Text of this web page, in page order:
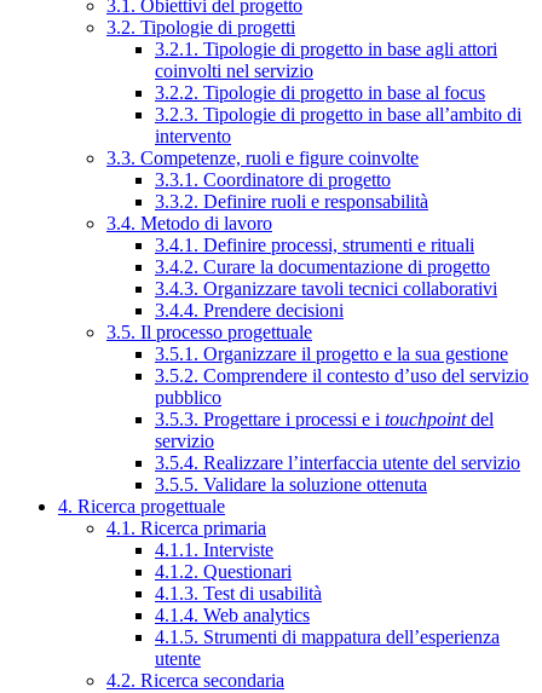
3.1. Obiettivi del progetto
3.2. Tipologie di progetti
3.2.1. Tipologie di progetto in base agli attori
coinvolti nel servizio
3.2.2. Tipologie di progetto in base al focus
3.2.3. Tipologie di progetto in base all’ambito di
intervento
3.3. Competenze, ruoli e figure coinvolte
3.3.1. Coordinatore di progetto
3.3.2. Definire ruoli e responsabilità
3.4. Metodo di lavoro
3.4.1. Definire processi, strumenti e rituali
3.4.2. Curare la documentazione di progetto
3.4.3. Organizzare tavoli tecnici collaborativi
3.4.4. Prendere decisioni
3.5. Il processo progettuale
3.5.1. Organizzare il progetto e la sua gestione
3.5.2. Comprendere il contesto d’uso del servizio
pubblico
3.5.3. Progettare i processi e i touchpointdel
servizio
3.5.4. Realizzare l’interfaccia utente del servizio
3.5.5. Validare la soluzione ottenuta
4. Ricerca progettuale
4.1. Ricerca primaria
4.1.1. Interviste
4.1.2. Questionari
4.1.3. Test di usabilità
4.1.4. Web analytics
4.1.5. Strumenti di mappatura dell’esperienza
utente
4.2. Ricerca secondaria